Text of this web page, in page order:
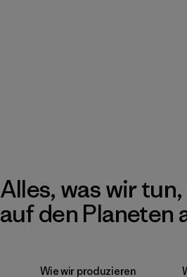
Alles, was wir
auf den Planeten
Wie wir produzieren